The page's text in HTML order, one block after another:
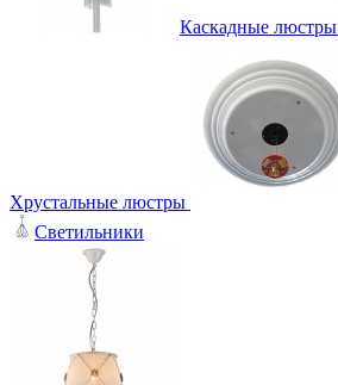
Каскадные люстры
Хрустальные люстры
Светильники